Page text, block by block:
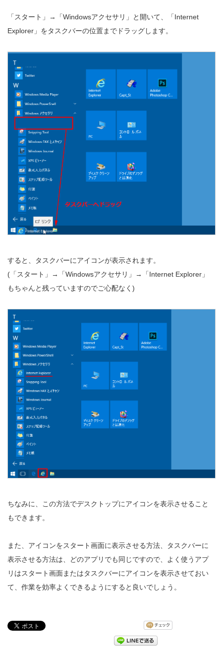
「スタート」→「Windowsアクセサリ」と開いて、「Internet
Explorer」をタスクバーの位置までドラッグします。
すると、タスクバーにアイコンが表示されます。
(「スタート」→「Windowsアクセサリ」→「Internet Explorer」
もちゃんと残っていますのでご心配なく)
ちなみに、この方法でデスクトップにアイコンを表示させること
もできます。
また、アイコンをスタート画面に表示させる方法、タスクバーに
表示させる方法は、どのアプリでも同じですので、よく使うアプ
リはスタート画面またはタスクバーにアイコンを表示させておい
て、作業を効率よくできるようにすると良いでしょう。